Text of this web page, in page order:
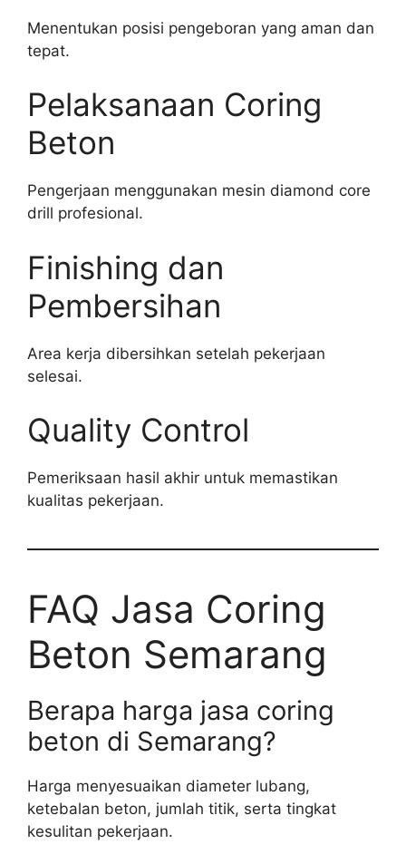
Menentukan posisi pengeboran yang aman dan
tepat.
Pelaksanaan Coring
Beton
Pengerjaan menggunakan mesin diamond core
drill profesional.
Finishing dan
Pembersihan
Area kerja dibersihkan setelah pekerjaan
selesai.
Quality Control
Pemeriksaan hasil akhir untuk memastikan
kualitas pekerjaan.
FAQ Jasa Coring
Beton Semarang
Berapa harga jasa coring
beton di Semarang?
Harga menyesuaikan diameter lubang,
ketebalan beton, jumlah titik, serta tingkat
kesulitan pekerjaan.